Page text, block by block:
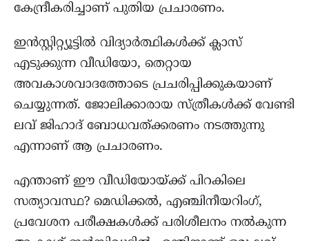
കേന്ദ്രീകരിച്ചാണ് പുതിയ പ്രചാരണം.
ഇൻസ്റ്റിറ്റ്യൂട്ടിൽ വിദ്യാർത്ഥികൾക്ക് ക്ലാസ്
എടുക്കുന്ന വീഡിയോ, തെറ്റായ
അവകാശവാദത്തോടെ പ്രചരിപ്പിക്കുകയാണ്
ചെയ്യുന്നത്. ജോലിക്കാരായ സ്ത്രീകൾക്ക് വേണ്ടി
ലവ് ജിഹാദ് ബോധവത്ക്കരണം നടത്തുന്നു
എന്നാണ് ആ പ്രചാരണം.
എന്താണ് ഈ വീഡിയോയ്ക്ക് പിറകിലെ
സത്യാവസ്ഥ? മെഡിക്കൽ, എഞ്ചിനീയറിംഗ്,
പ്രവേശന പരീക്ഷകൾക്ക് പരിശീലനം നൽകുന്ന